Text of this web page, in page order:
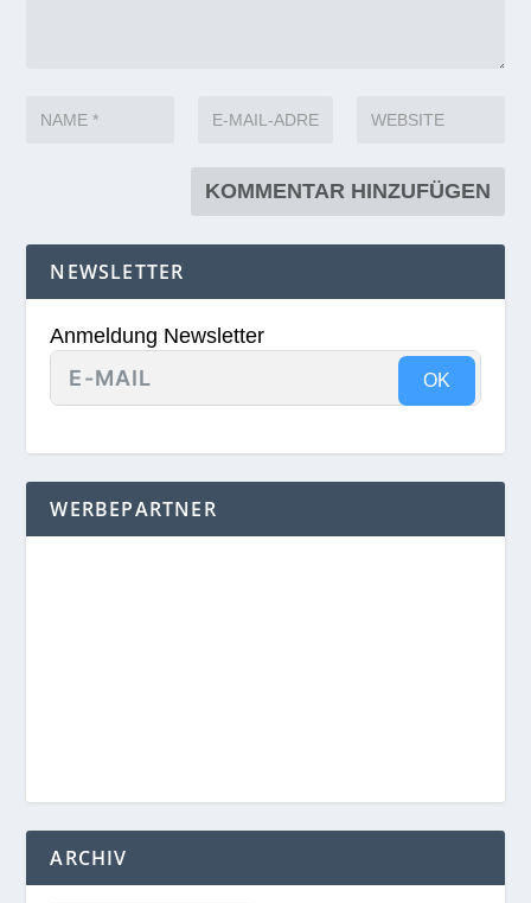
NEWSLETTER
Anmeldung Newsletter
OK
WERBEPARTNER
ARCHIV